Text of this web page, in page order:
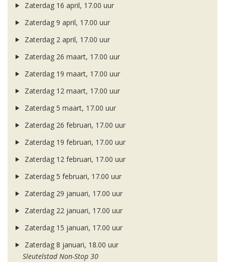
Zaterdag 16 april, 17.00 uur
Zaterdag 9 april, 17.00 uur
Zaterdag 2 april, 17.00 uur
Zaterdag 26 maart, 17.00 uur
Zaterdag 19 maart, 17.00 uur
Zaterdag 12 maart, 17.00 uur
Zaterdag 5 maart, 17.00 uur
Zaterdag 26 februari, 17.00 uur
Zaterdag 19 februari, 17.00 uur
Zaterdag 12 februari, 17.00 uur
Zaterdag 5 februari, 17.00 uur
Zaterdag 29 januari, 17.00 uur
Zaterdag 22 januari, 17.00 uur
Zaterdag 15 januari, 17.00 uur
Zaterdag 8 januari, 18.00 uur
Sleutelstad Non-Stop 30